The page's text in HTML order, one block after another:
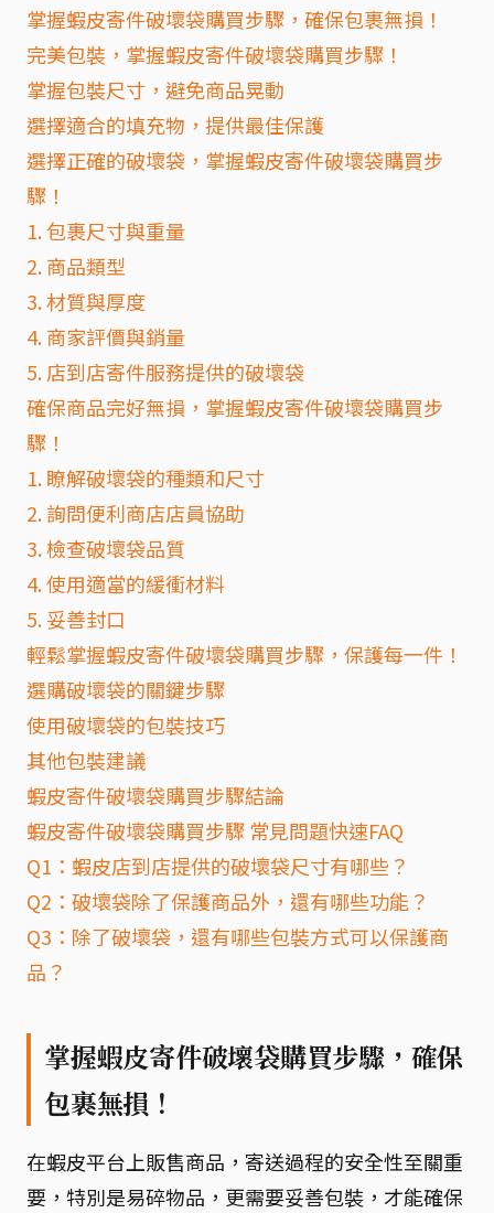
掌握蝦皮寄件破壞袋購買步驟，確保包裹無損！
完美包裝，掌握蝦皮寄件破壞袋購買步驟！
掌握包裝尺寸，避免商品晃動
選擇適合的填充物，提供最佳保護
選擇正確的破壞袋，掌握蝦皮寄件破壞袋購買步
驟！
1. 包裹尺寸與重量
2. 商品類型
3. 材質與厚度
4. 商家評價與銷量
5. 店到店寄件服務提供的破壞袋
確保商品完好無損，掌握蝦皮寄件破壞袋購買步
驟！
1. 瞭解破壞袋的種類和尺寸
2. 詢問便利商店店員協助
3. 檢查破壞袋品質
4. 使用適當的緩衝材料
5. 妥善封口
輕鬆掌握蝦皮寄件破壞袋購買步驟，保護每一件！
選購破壞袋的關鍵步驟
使用破壞袋的包裝技巧
其他包裝建議
蝦皮寄件破壞袋購買步驟結論
蝦皮寄件破壞袋購買步驟 常見問題快速FAQ
Q1：蝦皮店到店提供的破壞袋尺寸有哪些？
Q2：破壞袋除了保護商品外，還有哪些功能？
Q3：除了破壞袋，還有哪些包裝方式可以保護商
品？
掌握蝦皮寄件破壞袋購買步驟，確保
包裹無損！
在蝦皮平台上販售商品，寄送過程的安全性至關重
要，特別是易碎物品，更需要妥善包裝，才能確保